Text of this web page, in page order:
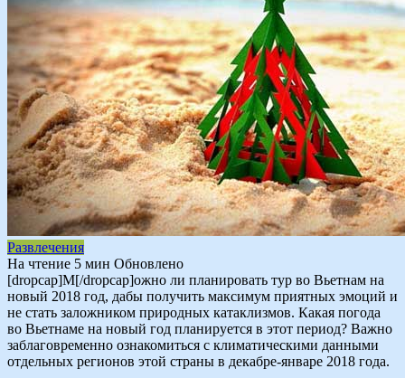
Развлечения
На чтение 5 мин Обновлено
[dropcap]М[/dropcap]ожно ли планировать тур во Вьетнам на
новый 2018 год, дабы получить максимум приятных эмоций и
не стать заложником природных катаклизмов. Какая погода
во Вьетнаме на новый год планируется в этот период? Важно
заблаговременно ознакомиться с климатическими данными
отдельных регионов этой страны в декабре-январе 2018 года.